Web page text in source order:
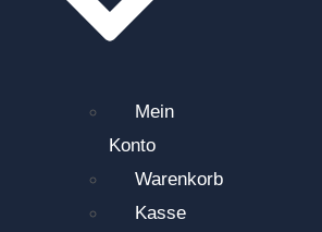
Mein
Konto
Warenkorb
Kasse